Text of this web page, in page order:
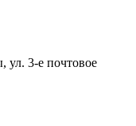
ул. 3-е почтовое